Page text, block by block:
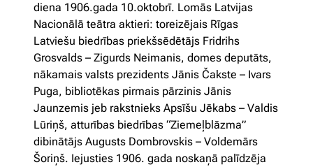
diena 1906.gada 10.oktobrī. Lomās Latvijas
Nacionālā teātra aktieri: toreizējais Rīgas
Latviešu biedrības priekšsēdētājs Fridrihs
Grosvalds – Zigurds Neimanis, domes deputāts,
nākamais valsts prezidents Jānis Čakste – Ivars
Puga, bibliotēkas pirmais pārzinis Jānis
Jaunzemis jeb rakstnieks Apsīšu Jēkabs – Valdis
Lūriņš, atturības biedrības “Ziemeļblāzma”
dibinātājs Augusts Dombrovskis – Voldemārs
Šoriņš. Iejusties 1906. gada noskaņā palīdzēja